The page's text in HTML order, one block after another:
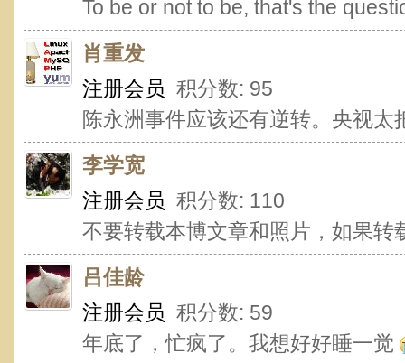
To be or not to be, that's the
肖重发
注册会员 积分数: 95
陈永洲事件应该还有逆转。央视太
李学宽
注册会员 积分数: 110
不要转载本博文章和照片，如果转
吕佳龄
注册会员 积分数: 59
年底了，忙疯了。我想好好睡一觉